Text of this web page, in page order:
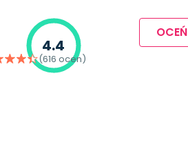
4.4
(616 ocen)
OCEŃ